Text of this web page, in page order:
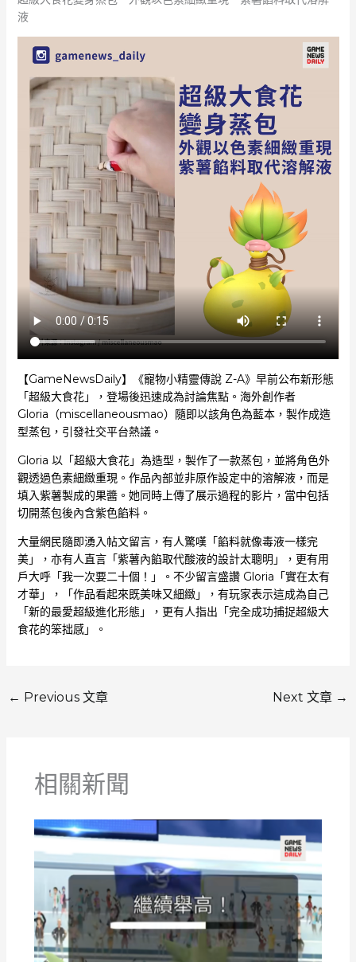
液
【GameNewsDaily】《寵物小精靈傳說 Z-A》早前公布新形態
「超級大食花」，登場後迅速成為討論焦點。海外創作者
Gloria（miscellaneousmao）隨即以該角色為藍本，製作成造
型蒸包，引發社交平台熱議。
Gloria 以「超級大食花」為造型，製作了一款蒸包，並將角色外
觀透過色素細緻重現。作品內部並非原作設定中的溶解液，而是
填入紫薯製成的果醬。她同時上傳了展示過程的影片，當中包括
切開蒸包後內含紫色餡料。
大量網民隨即湧入帖文留言，有人驚嘆「餡料就像毒液一樣完
美」，亦有人直言「紫薯內餡取代酸液的設計太聰明」，更有用
戶大呼「我一次要二十個！」。不少留言盛讚 Gloria「實在太有
才華」，「作品看起來既美味又細緻」，有玩家表示這成為自己
「新的最愛超級進化形態」，更有人指出「完全成功捕捉超級大
食花的笨拙感」。
← Previous 文章 Next 文章 →
相關新聞